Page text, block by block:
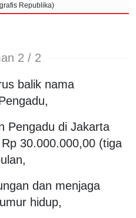
Republika)
2 / 2
balik nama
Pengadu di Jakarta
30.000.000,00 (tiga
dan menjaga
hidup,